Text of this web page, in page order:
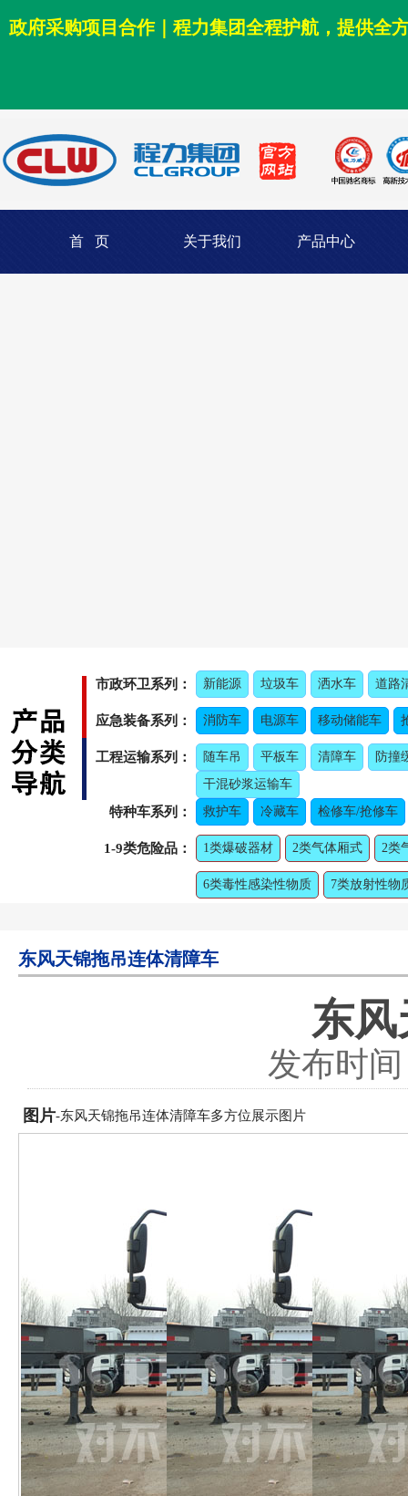
政府采购项目合作｜程力集团全程护航，提供全
首 页 关于我们 产品中心
市政环卫系列： 新能源 垃圾车 洒水车 道路
应急装备系列： 消防车 电源车 移动储能车
工程运输系列： 随车吊 平板车 清障车
防撞
干混砂浆运输车
特种车系列： 救护车 冷藏车 检修车/抢修车
1-9类危险品： 1类爆破器材 2类气体厢式 2类
6类毒性感染性物质 7类放射性物
东风天锦拖吊连体清障车
东
发布时
图片-东风天锦拖吊连体清障车多方位展示图片